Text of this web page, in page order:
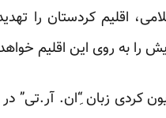
اقلیم کردستان را
را به روی این اقلیم
کردی زبان “ِان. آر.تی”